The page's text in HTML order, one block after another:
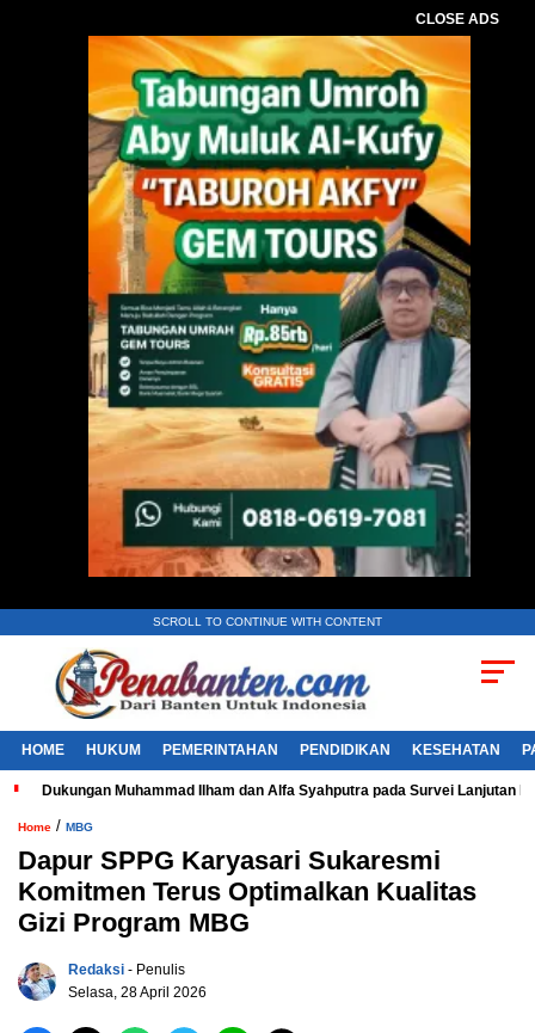
CLOSE ADS
SCROLL TO CONTINUE WITH CONTENT
HOME HUKUM PEMERINTAHAN PENDIDIKAN KESEHATAN
Dukungan Muhammad Ilham dan Alfa Syahputra pada Survei Lanjutan
Home / MBG
Dapur SPPG Karyasari Sukaresmi
Komitmen Terus Optimalkan Kualitas
Gizi Program MBG
Redaksi - Penulis
Selasa, 28 April 2026